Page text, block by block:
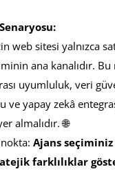
web sitesi yalnızca
ana kanalıdır.
uyumluluk, veri
ve yapay zekâ
almalıdır. 🌐
Ajans
farklılıklar